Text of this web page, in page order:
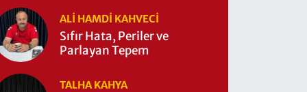
ALI HAMDI KAHVECİ
Sıfır Hata, Periler ve
Parlayan Tepem
TALHA KAHYA